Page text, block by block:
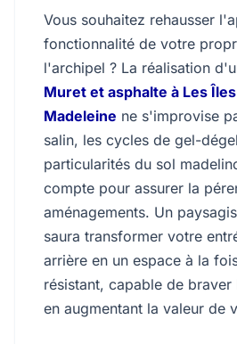
Vous souhaitez rehausser
fonctionnalité de votre
l'archipel ? La réalisation
Muret et asphalte à Les
Madeleine ne s'improvise
salin, les cycles de gel-
particularités du sol
compte pour assurer la
aménagements. Un
saura transformer votre
arrière en un espace à la
résistant, capable de braver
en augmentant la valeur de